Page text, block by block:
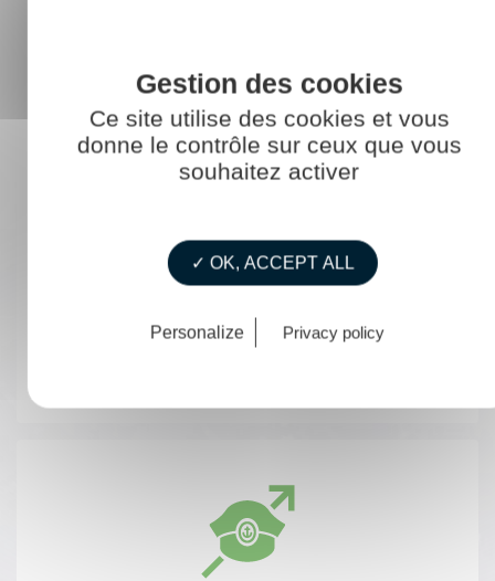
chef.fe d'agence, ...
Chef de consignation
Ce site utilise des cookies et vous
donne le contrôle sur ceux que vous
souhaitez activer
✓ OK, ACCEPT ALL
Personalize Privacy policy